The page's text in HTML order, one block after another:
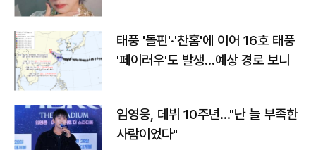
태풍 '돌핀'·'찬홈'에 이어 16호 태풍
'페이러우'도 발생…예상 경로 보니
임영웅, 데뷔 10주년…"난 늘 부족한
사람이었다"